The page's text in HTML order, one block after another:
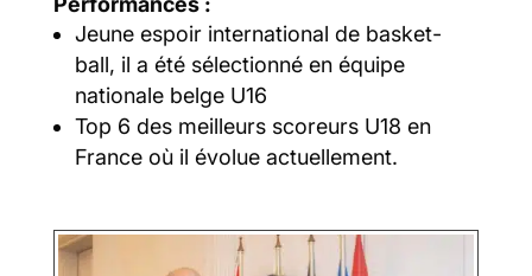
Jeune espoir international de basket-
ball, il a été sélectionné en équipe
nationale belge U16
Top 6 des meilleurs scoreurs U18 en
France où il évolue actuellement.